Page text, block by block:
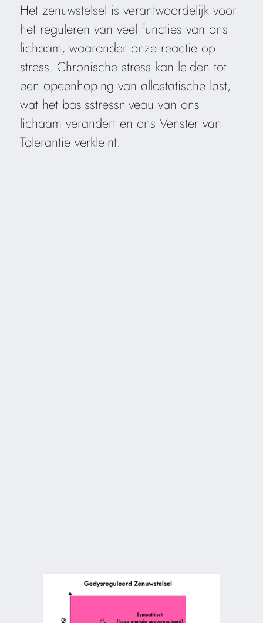
Het zenuwstelsel is verantwoordelijk voor
het reguleren van veel functies van ons
lichaam, waaronder onze reactie op
stress. Chronische stress kan leiden tot
een opeenhoping van allostatische last,
wat het basisstressniveau van ons
lichaam verandert en ons Venster van
Tolerantie verkleint.